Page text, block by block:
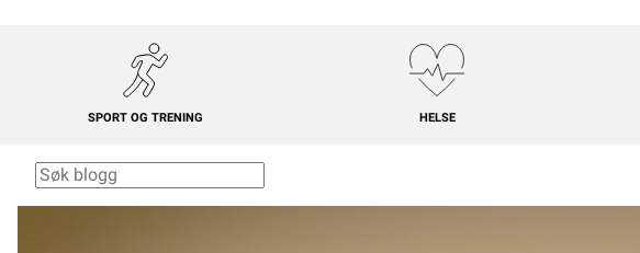
SPORT OG TRENING HELSE